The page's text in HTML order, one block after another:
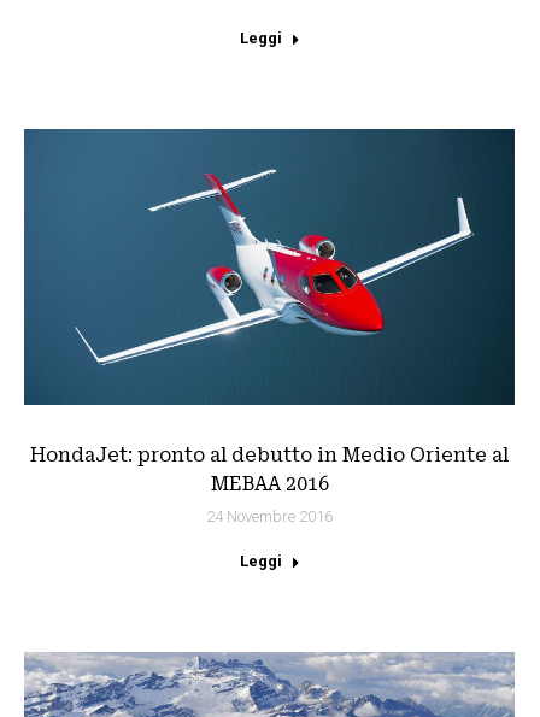
Leggi
HondaJet: pronto al debutto in Medio Oriente al
MEBAA 2016
24 Novembre 2016
Leggi